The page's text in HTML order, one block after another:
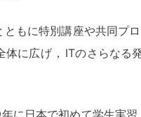
ともに特別講座や共同プロ
体に広げ ， ITのさらなる
に日本で初めて学生実習